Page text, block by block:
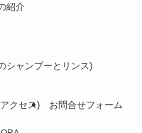
紹介
シャンプーとリンス)
クセス) お問合せフォーム